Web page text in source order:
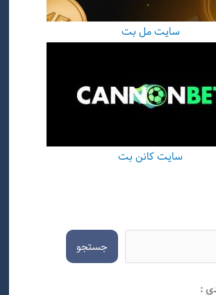
سایت مل بت
سایت کانن بت
جستجو
: